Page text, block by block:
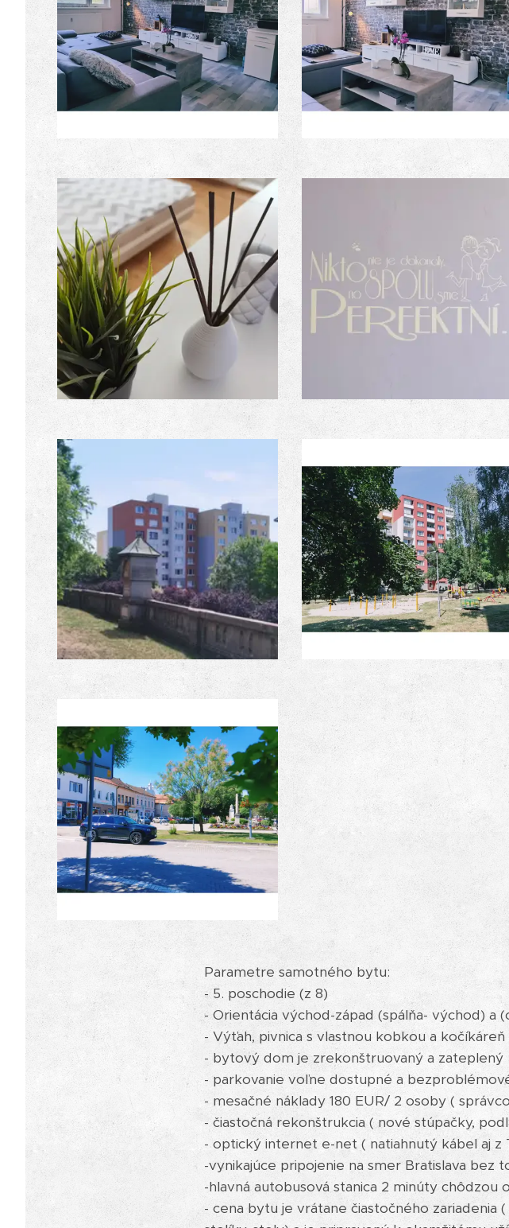
Parametre samotného bytu:
- 5. poschodie (z 8)
- Orientácia východ-západ (spálňa- východ) a
- Výťah, pivnica s vlastnou kobkou a kočíkáreň
- bytový dom je zrekonštruovaný a zateplený
- parkovanie voľne dostupné a
- mesačné náklady 180 EUR/ 2 osoby (
- čiastočná rekonštrukcia ( nové stúpačky,
- optický internet e-net ( natiahnutý kábel aj
-vynikajúce pripojenie na smer Bratislava bez
-hlavná autobusová stanica 2 minúty chôdzou
- cena bytu je vrátane čiastočného zariadenia